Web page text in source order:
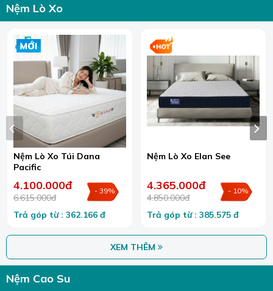
Nệm Lò Xo
Nệm Lò Xo Túi Dana
Pacific
4.100.000đ
6.615.000đ
- 39%
Trả góp từ : 362.166 đ
Nệm Lò Xo Elan See
4.365.000đ
4.850.000đ
- 10%
Trả góp từ : 385.575 đ
XEM THÊM
Nệm Cao Su